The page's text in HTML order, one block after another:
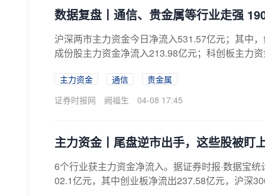
数据复盘丨通信、贵金属等行业走强
沪深两市主力资金今日净流入531.57亿元；其中
成份股主力资金净流入213.98亿元；科创板主力
主力资金 通信
贵金属
证券时报网
阙福生 04-08 17:45
主力资金丨尾盘逆市出手，这些股被盯
6个行业获主力资金净流入。据证券时报·数据宝
02.1亿元，其中创业板净流出237.58亿元，沪深